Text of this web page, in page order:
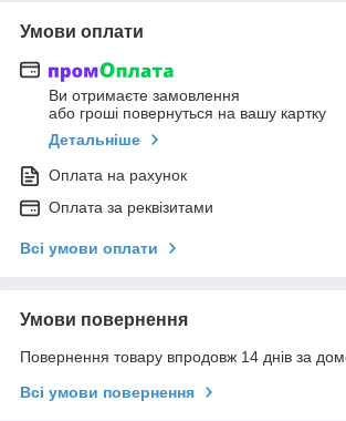
Умови оплати
Ви отримаєте замовлення
або гроші повернуться на вашу картку
Детальніше
Оплата на рахунок
Оплата за реквізитами
Всі умови оплати
Умови повернення
Повернення товару впродовж 14 днів за
Всі умови повернення